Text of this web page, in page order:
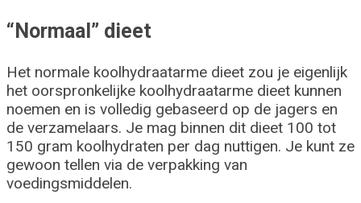
“Normaal” dieet
Het normale koolhydraatarme dieet zou je eigenlijk
het oorspronkelijke koolhydraatarme dieet kunnen
noemen en is volledig gebaseerd op de jagers en
de verzamelaars. Je mag binnen dit dieet 100 tot
150 gram koolhydraten per dag nuttigen. Je kunt ze
gewoon tellen via de verpakking van
voedingsmiddelen.